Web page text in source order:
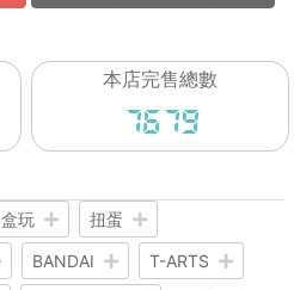
本店完售總數
7679
盒玩 扭蛋
BANDAI T-ARTS